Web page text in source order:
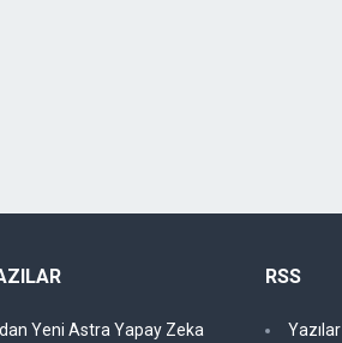
Yeni Astra Yapay Zeka
RSS